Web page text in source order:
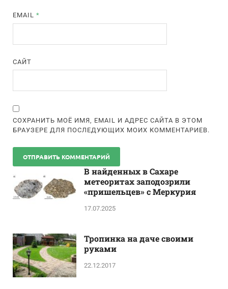
EMAIL*
САЙТ
СОХРАНИТЬ МОЁ ИМЯ, EMAIL И АДРЕС САЙТА В ЭТОМ
БРАУЗЕРЕ ДЛЯ ПОСЛЕДУЮЩИХ МОИХ КОММЕНТАРИЕВ.
В найденных в Сахаре
метеоритах заподозрили
«пришельцев» с Меркурия
17.07.2025
Тропинка на даче своими
руками
22.12.2017